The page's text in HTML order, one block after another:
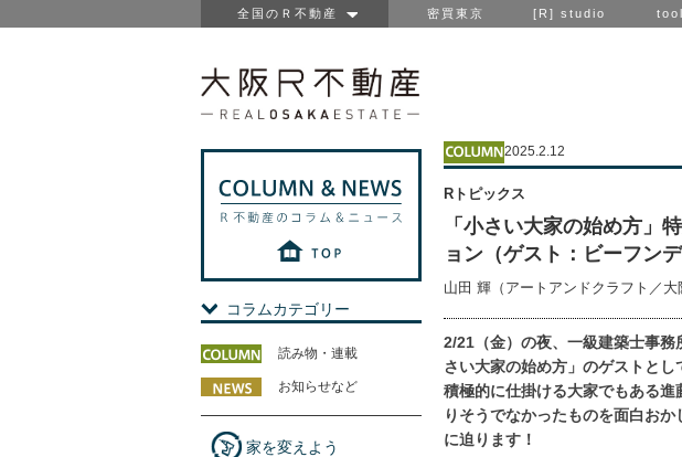
全国のＲ不動産 密買東京 [R] studio
2025.2.12
Rトピックス
「小さい大家の始め方」
ョン（ゲスト：ビーフン
山田 輝（アートアンドクラフト／大
2/21（金）の夜、一級建築士事
さい大家の始め方」のゲストと
積極的に仕掛ける大家でもある
りそうでなかったものを面白お
に迫ります！
コラムカテゴリー
読み物・連載
お知らせなど
家を変えよう